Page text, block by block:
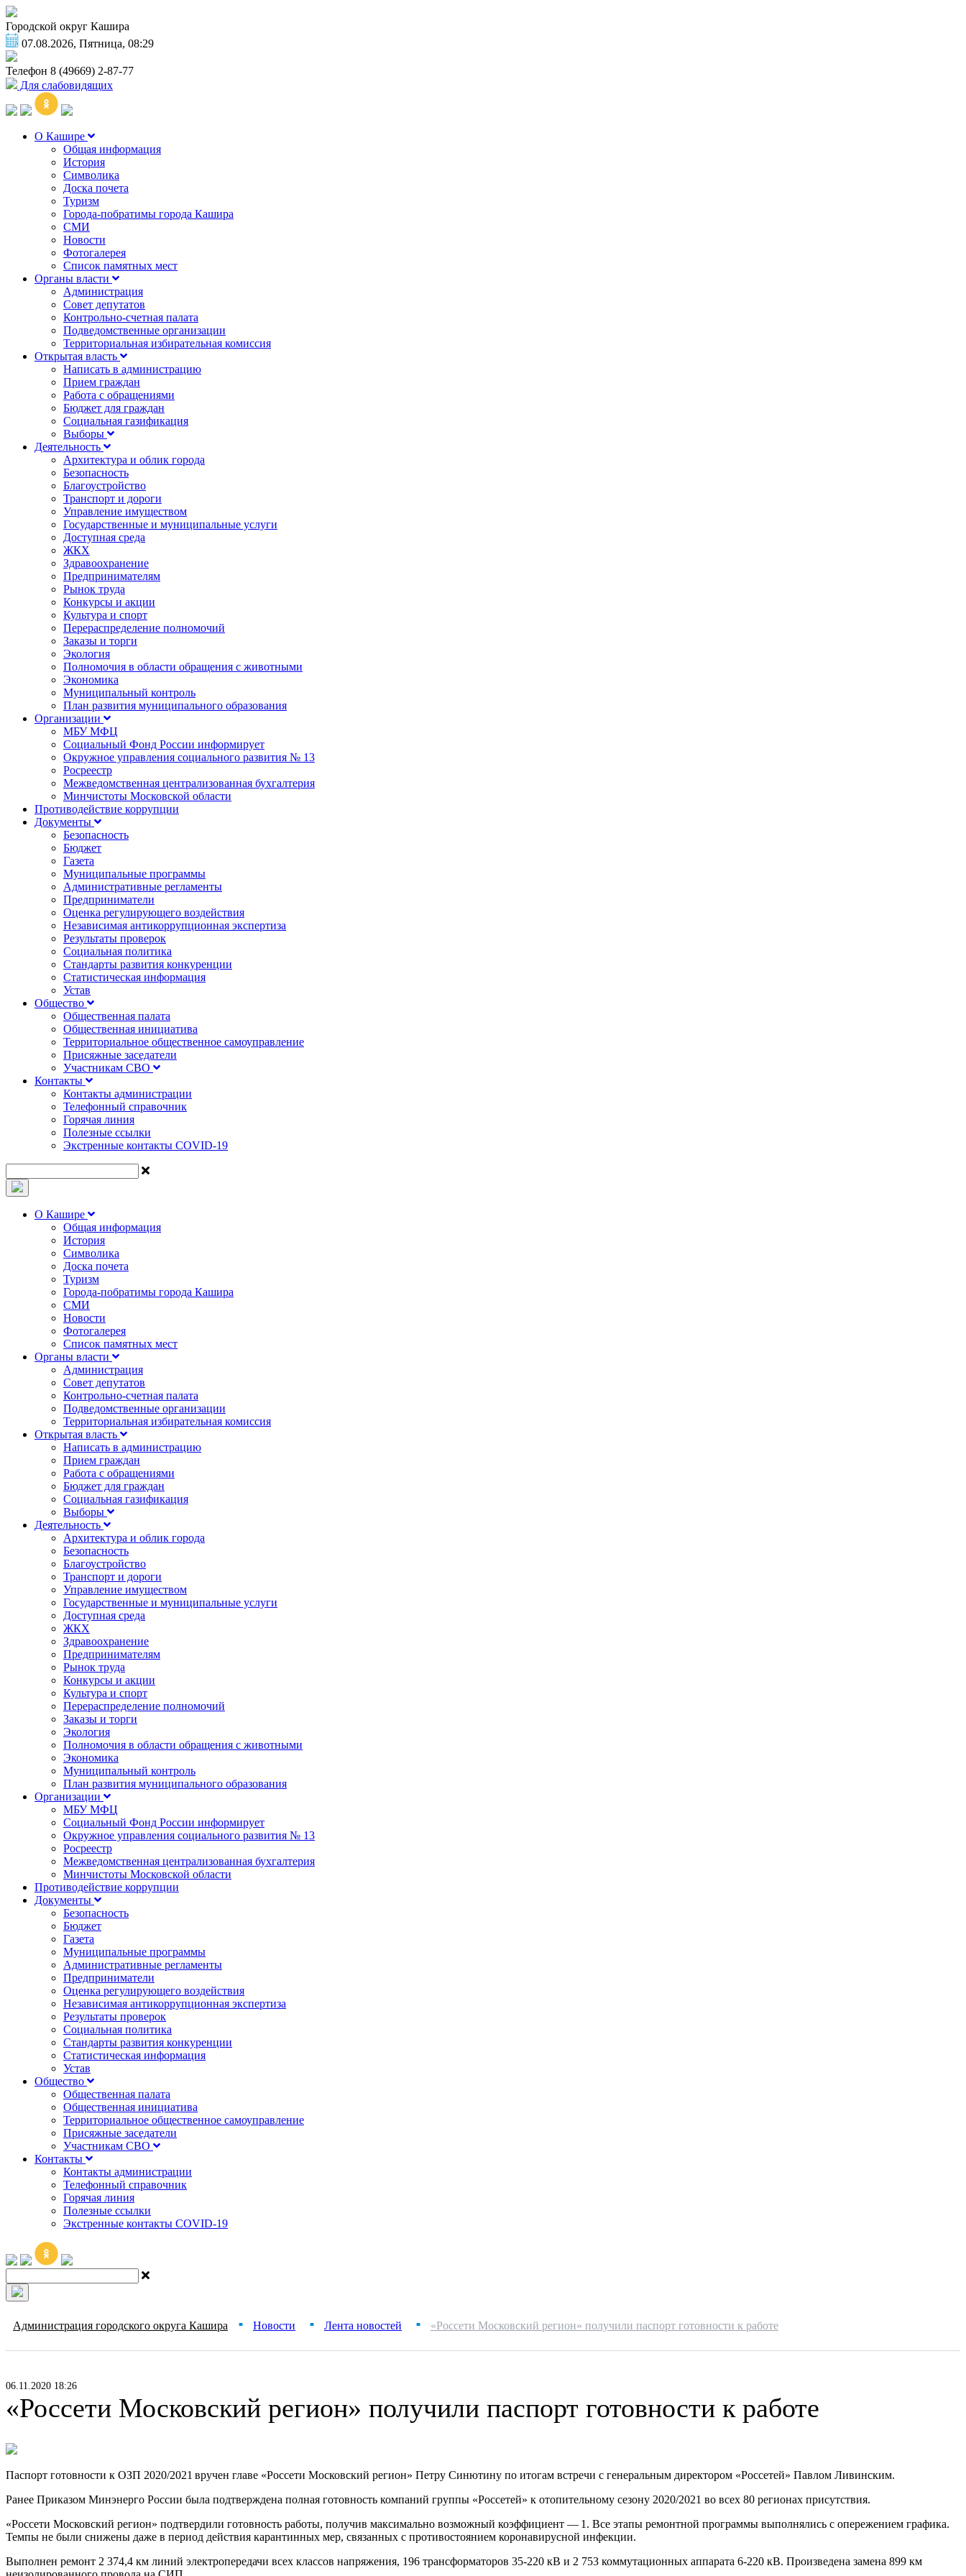
Городской округ Кашира
07.08.2026, Пятница, 08:29
Телефон 8 (49669) 2-87-77
Для слабовидящих
О Кашире
Общая информация
История
Символика
Доска почета
Туризм
Города-побратимы города Кашира
СМИ
Новости
Фотогалерея
Список памятных мест
Органы власти
Администрация
Совет депутатов
Контрольно-счетная палата
Подведомственные организации
Территориальная избирательная комиссия
Открытая власть
Написать в администрацию
Прием граждан
Работа с обращениями
Бюджет для граждан
Социальная газификация
Выборы
Деятельность
Архитектура и облик города
Безопасность
Благоустройство
Транспорт и дороги
Управление имуществом
Государственные и муниципальные услуги
Доступная среда
ЖКХ
Здравоохранение
Предпринимателям
Рынок труда
Конкурсы и акции
Культура и спорт
Перераспределение полномочий
Заказы и торги
Экология
Полномочия в области обращения с животными
Экономика
Муниципальный контроль
План развития муниципального образования
Организации
МБУ МФЦ
Социальный Фонд России информирует
Окружное управления социального развития № 13
Росреестр
Межведомственная централизованная бухгалтерия
Минчистоты Московской области
Противодействие коррупции
Документы
Безопасность
Бюджет
Газета
Муниципальные программы
Административные регламенты
Предприниматели
Оценка регулирующего воздействия
Независимая антикоррупционная экспертиза
Результаты проверок
Социальная политика
Стандарты развития конкуренции
Статистическая информация
Устав
Общество
Общественная палата
Общественная инициатива
Территориальное общественное самоуправление
Присяжные заседатели
Участникам СВО
Контакты
Контакты администрации
Телефонный справочник
Горячая линия
Полезные ссылки
Экстренные контакты COVID-19
О Кашире
Общая информация
История
Символика
Доска почета
Туризм
Города-побратимы города Кашира
СМИ
Новости
Фотогалерея
Список памятных мест
Органы власти
Администрация
Совет депутатов
Контрольно-счетная палата
Подведомственные организации
Территориальная избирательная комиссия
Открытая власть
Написать в администрацию
Прием граждан
Работа с обращениями
Бюджет для граждан
Социальная газификация
Выборы
Деятельность
Архитектура и облик города
Безопасность
Благоустройство
Транспорт и дороги
Управление имуществом
Государственные и муниципальные услуги
Доступная среда
ЖКХ
Здравоохранение
Предпринимателям
Рынок труда
Конкурсы и акции
Культура и спорт
Перераспределение полномочий
Заказы и торги
Экология
Полномочия в области обращения с животными
Экономика
Муниципальный контроль
План развития муниципального образования
Организации
МБУ МФЦ
Социальный Фонд России информирует
Окружное управления социального развития № 13
Росреестр
Межведомственная централизованная бухгалтерия
Минчистоты Московской области
Противодействие коррупции
Документы
Безопасность
Бюджет
Газета
Муниципальные программы
Административные регламенты
Предприниматели
Оценка регулирующего воздействия
Независимая антикоррупционная экспертиза
Результаты проверок
Социальная политика
Стандарты развития конкуренции
Статистическая информация
Устав
Общество
Общественная палата
Общественная инициатива
Территориальное общественное самоуправление
Присяжные заседатели
Участникам СВО
Контакты
Контакты администрации
Телефонный справочник
Горячая линия
Полезные ссылки
Экстренные контакты COVID-19
Администрация городского округа Кашира ■ Новости ■ Лента новостей ■ «Россети Московский регион» получили паспорт готовности к работе
06.11.2020 18:26
«Россети Московский регион» получили паспорт готовности к работе
Паспорт готовности к ОЗП 2020/2021 вручен главе «Россети Московский регион» Петру Синютину по итогам встречи с генеральным директором «Россетей» Павлом Ливинским.
Ранее Приказом Минэнерго России была подтверждена полная готовность компаний группы «Россетей» к отопительному сезону 2020/2021 во всех 80 регионах присутствия.
«Россети Московский регион» подтвердили готовность работы, получив максимально возможный коэффициент — 1. Все этапы ремонтной программы выполнялись с опережением графика.
Темпы не были снижены даже в период действия карантинных мер, связанных с противостоянием коронавирусной инфекции.
Выполнен ремонт 2 374,4 км линий электропередачи всех классов напряжения, 196 трансформаторов 35-220 кВ и 2 753 коммутационных аппарата 6-220 кВ. Произведена замена 899 км